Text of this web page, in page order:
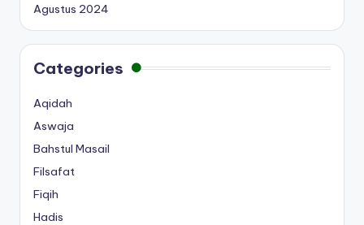
Agustus 2024
Categories
Aqidah
Aswaja
Bahstul Masail
Filsafat
Fiqih
Hadis